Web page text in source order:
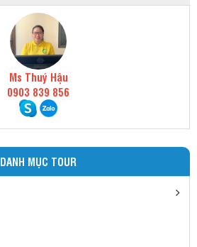
Ms Thuý Hậu
0903 839 856
DANH MỤC TOUR